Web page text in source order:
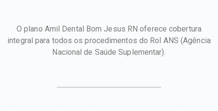
O plano Amil Dental Bom Jesus RN oferece cobertura
integral para todos os procedimentos do Rol ANS (Agência
Nacional de Saúde Suplementar).